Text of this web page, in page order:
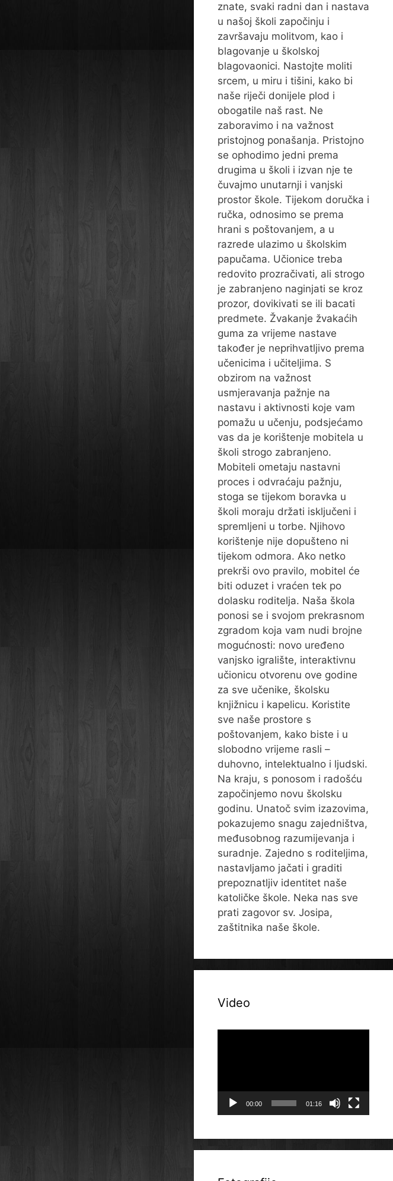
znate, svaki radni dan i nastava
u našoj školi započinju i
završavaju molitvom, kao i
blagovanje u školskoj
blagovaonici. Nastojte moliti
srcem, u miru i tišini, kako bi
naše riječi donijele plod i
obogatile naš rast. Ne
zaboravimo i na važnost
pristojnog ponašanja. Pristojno
se ophodimo jedni prema
drugima u školi i izvan nje te
čuvajmo unutarnji i vanjski
prostor škole. Tijekom doručka i
ručka, odnosimo se prema
hrani s poštovanjem, a u
razrede ulazimo u školskim
papučama. Učionice treba
redovito prozračivati, ali strogo
je zabranjeno naginjati se kroz
prozor, dovikivati se ili bacati
predmete. Žvakanje žvakaćih
guma za vrijeme nastave
također je neprihvatljivo prema
učenicima i učiteljima. S
obzirom na važnost
usmjeravanja pažnje na
nastavu i aktivnosti koje vam
pomažu u učenju, podsjećamo
vas da je korištenje mobitela u
školi strogo zabranjeno.
Mobiteli ometaju nastavni
proces i odvraćaju pažnju,
stoga se tijekom boravka u
školi moraju držati isključeni i
spremljeni u torbe. Njihovo
korištenje nije dopušteno ni
tijekom odmora. Ako netko
prekrši ovo pravilo, mobitel će
biti oduzet i vraćen tek po
dolasku roditelja. Naša škola
ponosi se i svojom prekrasnom
zgradom koja vam nudi brojne
mogućnosti: novo uređeno
vanjsko igralište, interaktivnu
učionicu otvorenu ove godine
za sve učenike, školsku
knjižnicu i kapelicu. Koristite
sve naše prostore s
poštovanjem, kako biste i u
slobodno vrijeme rasli –
duhovno, intelektualno i ljudski.
Na kraju, s ponosom i radošću
započinjemo novu školsku
godinu. Unatoč svim izazovima,
pokazujemo snagu zajedništva,
međusobnog razumijevanja i
suradnje. Zajedno s roditeljima,
nastavljamo jačati i graditi
prepoznatljiv identitet naše
katoličke škole. Neka nas sve
prati zagovor sv. Josipa,
zaštitnika naše škole.
Video
00:00 01:16